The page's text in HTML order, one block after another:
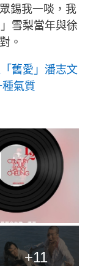
錫我一啖，我
雪梨當年與徐
。
舊愛」潘志文
種氣質
+11